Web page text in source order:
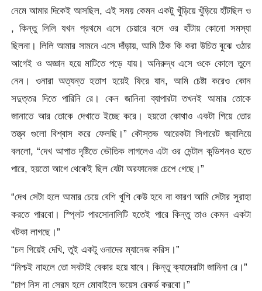
নেমে আমার দিকেই আসছিল, এই সময় কেমন একটু খুঁড়িয়ে খুঁড়িয়ে হাঁটছিল ও
, কিন্তু লিলি যখন প্রথমে এসে চেয়ারে বসে ওর হাঁটায় কোনো সমস্যা
ছিলনা। লিলি আমার সামনে এসে দাঁড়ায়, আমি ঠিক কি করা উচিত বুঝে ওঠার
আগেই ও অজ্ঞান হয়ে মাটিতে পড়ে যায়। অনিরুদ্ধ এসে ওকে কোলে তুলে
নেন। ওনারা অত্যন্ত হতাশ হয়েই ফিরে যান, আমি চেষ্টা করেও কোন
সদুত্তর দিতে পারিনি রে। কেন জানিনা ব্যাপারটা তখনই আমার তোকে
জানাতে আর তোকে দেখাতে ইচ্ছে করে। হয়তো কোথাও একটা গিয়ে তোর
তত্ত্ব গুলো বিশ্বাস করে ফেলছি।” কৌস্তভ আরেকটা সিগারেট জ্বালিয়ে
বললো, “দেখ আপাত দৃষ্টিতে ভৌতিক লাগলেও এটা ওর মেন্টাল কন্ডিশনও হতে
পারে, হয়তো আগে থেকেই ছিল যেটা অরফানেজ চেপে গেছে।”
“দেখ সেটা হলে আমার চেয়ে বেশি খুশি কেউ হবে না কারণ আমি সেটার সুরাহা
করতে পারবো। স্প্লিট পারসোনালিটি হতেই পারে কিন্তু তাও কেমন একটা
খটকা লাগছে।”
“চল গিয়েই দেখি, তুই একটু ওনাদের ম্যানেজ করিস।”
“নিশ্চই নাহলে তো সবটাই বেকার হয়ে যাবে। কিন্তু ক্যামেরাটা জানিনা রে।”
“চাপ নিস না সেরম হলে মোবাইলে ভয়েস রেকর্ড করবো।”